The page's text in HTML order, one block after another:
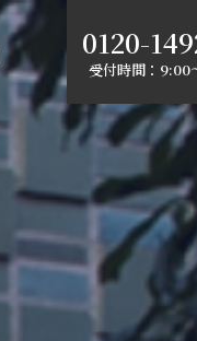
0120-
受付時間：9:00